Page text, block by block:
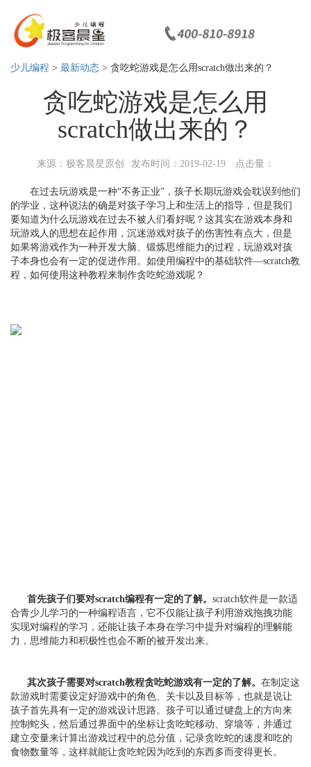
少儿编程 > 最新动态 > 贪吃蛇游戏是怎么用scratch做出来的？
贪吃蛇游戏是怎么用
scratch做出来的？
来源：极客晨星原创 发布时间：2019-02-19 点击量：
在过去玩游戏是一种“不务正业”，孩子长期玩游戏会耽误到他们
的学业，这种说法的确是对孩子学习上和生活上的指导，但是我们
要知道为什么玩游戏在过去不被人们看好呢？这其实在游戏本身和
玩游戏人的思想在起作用，沉迷游戏对孩子的伤害性有点大，但是
如果将游戏作为一种开发大脑、锻炼思维能力的过程，玩游戏对孩
子本身也会有一定的促进作用。如使用编程中的基础软件—scratch教
程，如何使用这种教程来制作贪吃蛇游戏呢？
首先孩子们要对scratch编程有一定的了解。 scratch软件是一款适
合青少儿学习的一种编程语言，它不仅能让孩子利用游戏拖拽功能
实现对编程的学习，还能让孩子本身在学习中提升对编程的理解能
力，思维能力和积极性也会不断的被开发出来。
其次孩子需要对scratch教程贪吃蛇游戏有一定的了解。 在制定这
款游戏时需要设定好游戏中的角色、关卡以及目标等，也就是说让
孩子首先具有一定的游戏设计思路。孩子可以通过键盘上的方向来
控制蛇头，然后通过界面中的坐标让贪吃蛇移动、穿墙等，并通过
建立变量来计算出游戏过程中的总分值，记录贪吃蛇的速度和吃的
食物数量等，这样就能让贪吃蛇因为吃到的东西多而变得更长。